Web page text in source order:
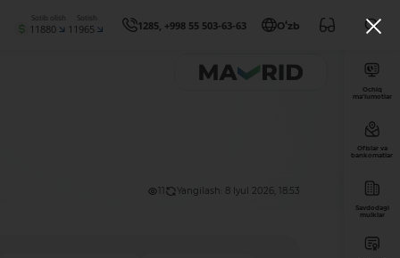
Sotib olish
11880
Sotish
11965 1285, +998 55 503-63-63 Oʻzb
Yangilash: 8 Iyul 2026, 18:53
Ochiq
ma’lumotlar
Ofislar va
bankomatlar
Savdodagi
mulklar